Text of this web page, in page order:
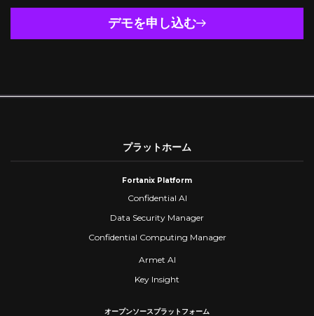
デモを申し込む
プラットホーム
Fortanix Platform
Confidential AI
Data Security Manager
Confidential Computing Manager
Armet AI
Key Insight
オープンソースプラットフォーム